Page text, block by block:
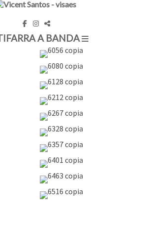
A BANDA